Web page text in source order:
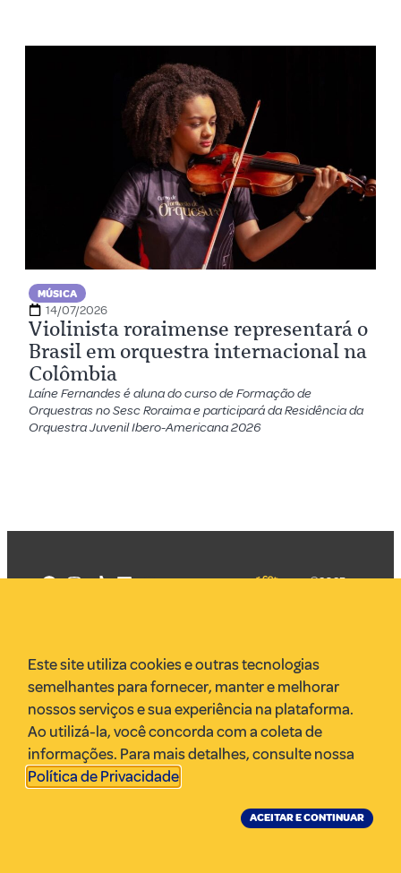
MÚSICA
14/07/2026
Violinista roraimense representará o
Brasil em orquestra internacional na
Colômbia
Laíne Fernandes é aluna do curso de Formação de
Orquestras no Sesc Roraima e participará da Residência da
Orquestra Juvenil Ibero-Americana 2026
VR Assessoria
Parcerias
Envie uma pauta
Anuncie
©2025
Este site utiliza cookies e outras tecnologias
semelhantes para fornecer, manter e melhorar
nossos serviços e sua experiência na plataforma.
Ao utilizá-la, você concorda com a coleta de
informações. Para mais detalhes, consulte nossa
Política de Privacidade.
ACEITAR E CONTINUAR